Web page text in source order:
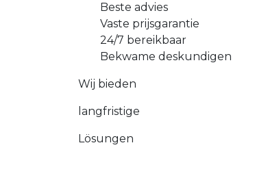
Beste advies
Vaste prijsgarantie
24/7 bereikbaar
Bekwame deskundigen
Wij bieden
langfristige
Lösungen